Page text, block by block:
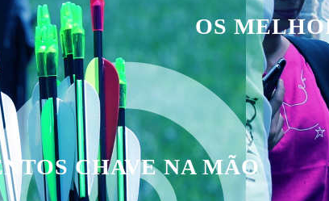
OS
CHAVE NA MÃO